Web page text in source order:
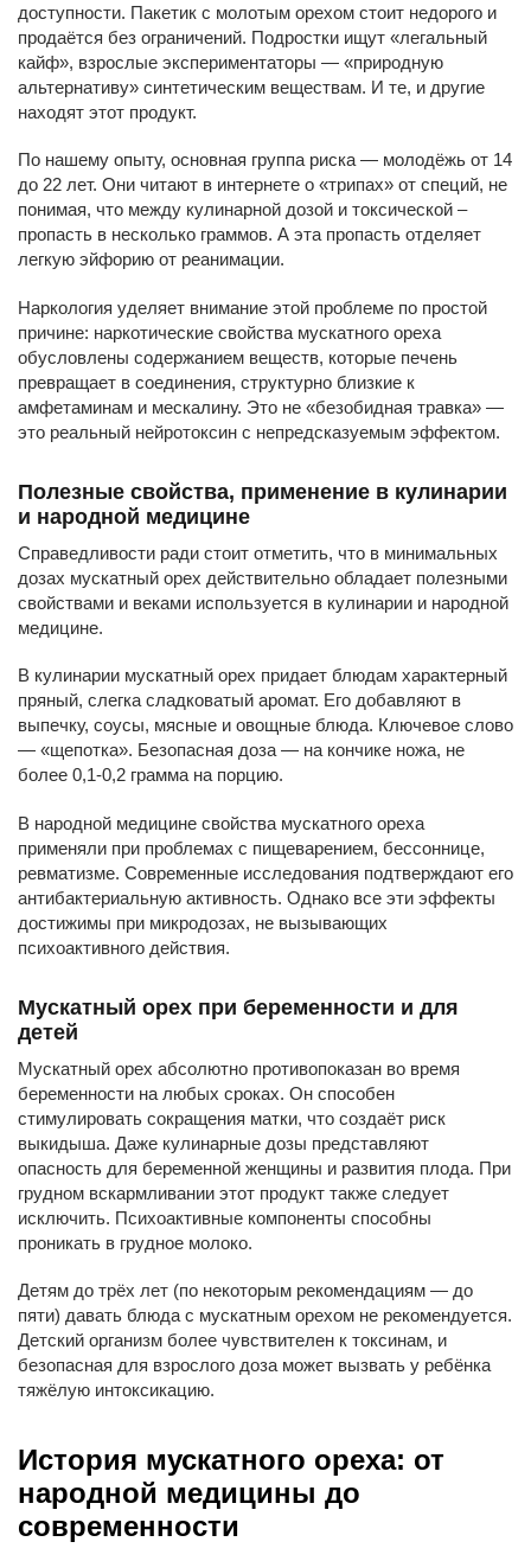
доступности. Пакетик с молотым орехом стоит недорого и
продаётся без ограничений. Подростки ищут «легальный
кайф», взрослые экспериментаторы — «природную
альтернативу» синтетическим веществам. И те, и другие
находят этот продукт.
По нашему опыту, основная группа риска — молодёжь от 14
до 22 лет. Они читают в интернете о «трипах» от специй, не
понимая, что между кулинарной дозой и токсической –
пропасть в несколько граммов. А эта пропасть отделяет
легкую эйфорию от реанимации.
Наркология уделяет внимание этой проблеме по простой
причине: наркотические свойства мускатного ореха
обусловлены содержанием веществ, которые печень
превращает в соединения, структурно близкие к
амфетаминам и мескалину. Это не «безобидная травка» —
это реальный нейротоксин с непредсказуемым эффектом.
Полезные свойства, применение в кулинарии
и народной медицине
Справедливости ради стоит отметить, что в минимальных
дозах мускатный орех действительно обладает полезными
свойствами и веками используется в кулинарии и народной
медицине.
В кулинарии мускатный орех придает блюдам характерный
пряный, слегка сладковатый аромат. Его добавляют в
выпечку, соусы, мясные и овощные блюда. Ключевое слово
— «щепотка». Безопасная доза — на кончике ножа, не
более 0,1-0,2 грамма на порцию.
В народной медицине свойства мускатного ореха
применяли при проблемах с пищеварением, бессоннице,
ревматизме. Современные исследования подтверждают его
антибактериальную активность. Однако все эти эффекты
достижимы при микродозах, не вызывающих
психоактивного действия.
Мускатный орех при беременности и для
детей
Мускатный орех абсолютно противопоказан во время
беременности на любых сроках. Он способен
стимулировать сокращения матки, что создаёт риск
выкидыша. Даже кулинарные дозы представляют
опасность для беременной женщины и развития плода. При
грудном вскармливании этот продукт также следует
исключить. Психоактивные компоненты способны
проникать в грудное молоко.
Детям до трёх лет (по некоторым рекомендациям — до
пяти) давать блюда с мускатным орехом не рекомендуется.
Детский организм более чувствителен к токсинам, и
безопасная для взрослого доза может вызвать у ребёнка
тяжёлую интоксикацию.
История мускатного ореха: от
народной медицины до
современности